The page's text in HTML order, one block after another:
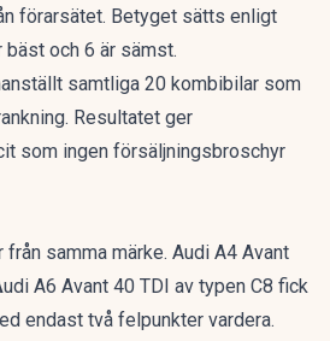
förarsätet. Betyget sätts enligt
och 6 är sämst.
samtliga 20 kombibilar som
. Resultatet ger
som ingen försäljningsbroschyr
samma märke. Audi A4 Avant
udi A6 Avant 40 TDI av typen C8 fick
endast två felpunkter vardera.